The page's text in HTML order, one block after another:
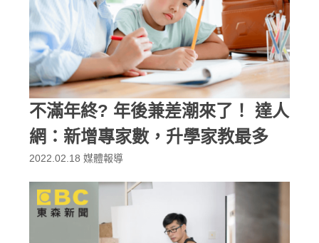
不滿年終? 年後兼差潮來了！ 達人
網：新增專家數，升學家教最多
2022.02.18 媒體報導